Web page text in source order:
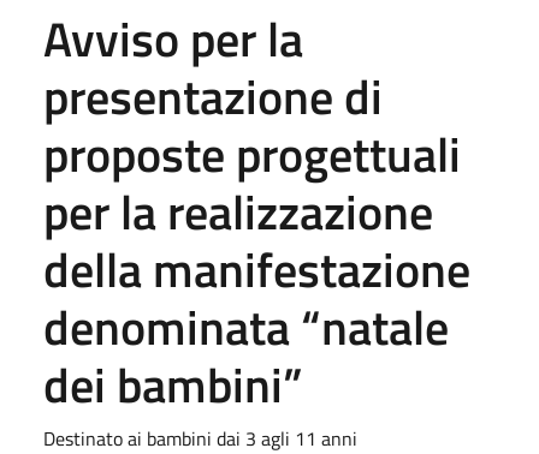
Avviso per la
presentazione di
proposte progettuali
per la realizzazione
della manifestazione
denominata “natale
dei bambini”
Destinato ai bambini dai 3 agli 11 anni